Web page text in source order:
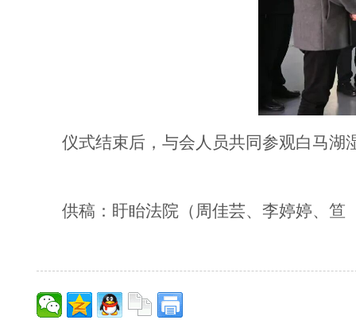
仪式结束后，与会人员共同参观白马湖
供稿：盱眙法院（周佳芸、李婷婷、